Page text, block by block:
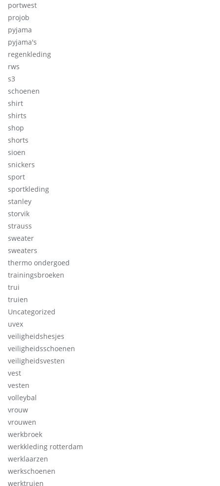
portwest
projob
pyjama
pyjama's
regenkleding
rws
s3
schoenen
shirt
shirts
shop
shorts
sioen
snickers
sport
sportkleding
stanley
storvik
strauss
sweater
sweaters
thermo ondergoed
trainingsbroeken
trui
truien
Uncategorized
uvex
veiligheidshesjes
veiligheidsschoenen
veiligheidsvesten
vest
vesten
volleybal
vrouw
vrouwen
werkbroek
werkkleding rotterdam
werklaarzen
werkschoenen
werktruien